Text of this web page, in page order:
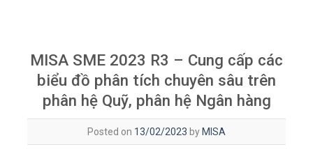
MISA SME 2023 R3 – Cung cấp các
biểu đồ phân tích chuyên sâu trên
phân hệ Quỹ, phân hệ Ngân hàng
Posted on 13/02/2023 by MISA